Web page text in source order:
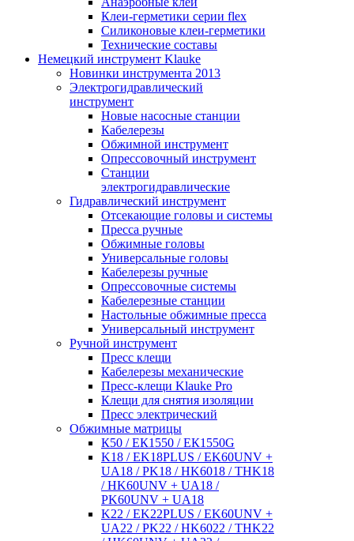
Клеи-герметики серии flex
Силиконовые клеи-герметики
Технические составы
Немецкий инструмент Klauke
Новинки инструмента 2013
Электрогидравлический
инструмент
Новые насосные станции
Кабелерезы
Обжимной инструмент
Опрессовочный инструмент
Станции
электрогидравлические
Гидравлический инструмент
Отсекающие головы и системы
Пресса ручные
Обжимные головы
Универсальные головы
Кабелерезы ручные
Опрессовочные системы
Кабелерезные станции
Настольные обжимные пресса
Универсальный инструмент
Ручной инструмент
Пресс клещи
Кабелерезы механические
Пресс-клещи Klauke Pro
Клещи для снятия изоляции
Пресс электрический
Обжимные матрицы
К50 / ЕК1550 / ЕК1550G
K18 / EK18PLUS / EK60UNV +
UA18 / PK18 / HK6018 / THK18
/ HK60UNV + UA18 /
PK60UNV + UA18
K22 / EK22PLUS / EK60UNV +
UA22 / PK22 / HK6022 / THK22